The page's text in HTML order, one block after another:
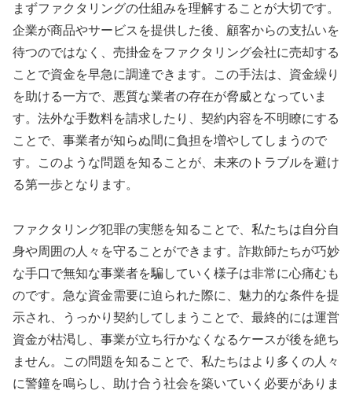
まずファクタリングの仕組みを理解することが大切です。
企業が商品やサービスを提供した後、顧客からの支払いを
待つのではなく、売掛金をファクタリング会社に売却する
ことで資金を早急に調達できます。この手法は、資金繰り
を助ける一方で、悪質な業者の存在が脅威となっていま
す。法外な手数料を請求したり、契約内容を不明瞭にする
ことで、事業者が知らぬ間に負担を増やしてしまうので
す。このような問題を知ることが、未来のトラブルを避け
る第一歩となります。
ファクタリング犯罪の実態を知ることで、私たちは自分自
身や周囲の人々を守ることができます。詐欺師たちが巧妙
な手口で無知な事業者を騙していく様子は非常に心痛むも
のです。急な資金需要に迫られた際に、魅力的な条件を提
示され、うっかり契約してしまうことで、最終的には運営
資金が枯渇し、事業が立ち行かなくなるケースが後を絶ち
ません。この問題を知ることで、私たちはより多くの人々
に警鐘を鳴らし、助け合う社会を築いていく必要がありま